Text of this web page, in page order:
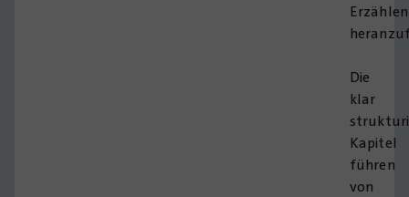
Erzählen
Die
klar
Kapitel
führen
von